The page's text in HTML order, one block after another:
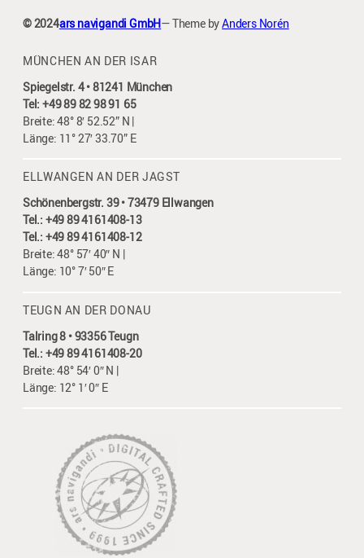
© 2024ars navigandi GmbH— Theme byAnders Norén
MÜNCHEN AN DER ISAR
Spiegelstr. 4 • 81241 München
Tel: +49 89 82 98 91 65
Breite: 48° 8′ 52.52” N |
Länge: 11° 27′ 33.70” E
ELLWANGEN AN DER JAGST
Schönenbergstr. 39 • 73479 Ellwangen
Tel.: +49 89 4161408-13
Tel.: +49 89 4161408-12
Breite: 48° 57′ 40″ N |
Länge: 10° 7′ 50″ E
TEUGN AN DER DONAU
Talring 8 • 93356 Teugn
Tel.: +49 89 4161408-20
Breite: 48° 54′ 0″ N |
Länge: 12° 1′ 0″ E